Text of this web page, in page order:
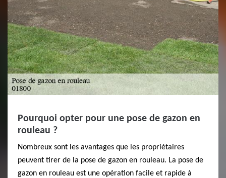
Pourquoi opter pour une pose de gazon en
rouleau ?
Nombreux sont les avantages que les propriétaires
peuvent tirer de la pose de gazon en rouleau. La pose de
gazon en rouleau est une opération facile et rapide à